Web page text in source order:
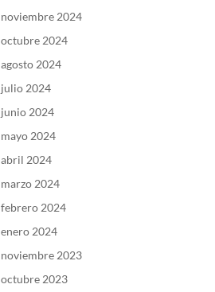
noviembre 2024
octubre 2024
agosto 2024
julio 2024
junio 2024
mayo 2024
abril 2024
marzo 2024
febrero 2024
enero 2024
noviembre 2023
octubre 2023